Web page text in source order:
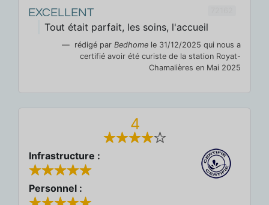
EXCELLENT
Tout était parfait, les soins, l'accueil
rédigé par Bedhome le 31/12/2025 qui nous a
certifié avoir été curiste de la station Royat-
Chamalières en Mai 2025
4
Infrastructure :
Personnel :